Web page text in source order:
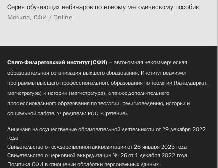
Серия обучающих вебинаров по новому методическому пособию
Москва, СФИ / Online
Свято-Филаретовский институт (СФИ) — автономная некоммерческая
образовательная организация высшего образования. Институт реализует
программы высшего профессионального образования по теологии (бакалавриат,
магистратура) и истории (магистратура), а также дополнительного
профессионального образования по теологии, религиоведению, истории и
социальной работе. Учредитель: РОО «Сретение».
Лицензия на осуществление образовательной деятельности от 29 декабря 2022
года
Свидетельство о государственной аккредитации от 26 января 2023 года
Свидетельство о церковной аккредитации № 26 от 1 декабря 2022 года
Политика СФИ в отношении обработки персональных данных